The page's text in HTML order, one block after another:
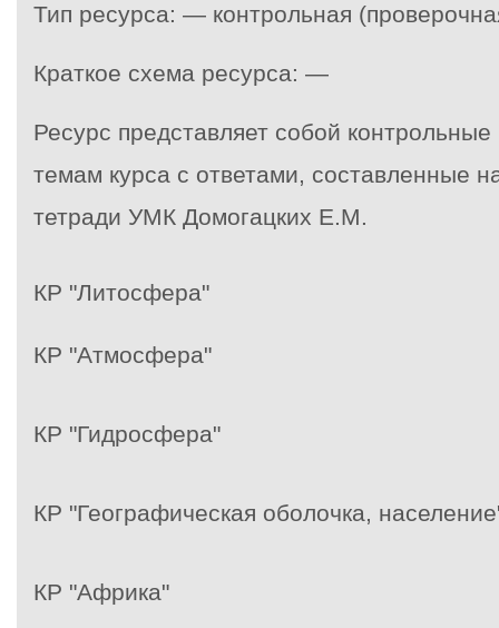
Тип ресурса: — контрольная
Краткое схема ресурса: —
Ресурс представляет собой
темам курса с ответами, составленные
тетради УМК Домогацких Е.М.
КР "Литосфера"
КР "Атмосфера"
КР "Гидросфера"
КР "Географическая оболочка,
КР "Африка"